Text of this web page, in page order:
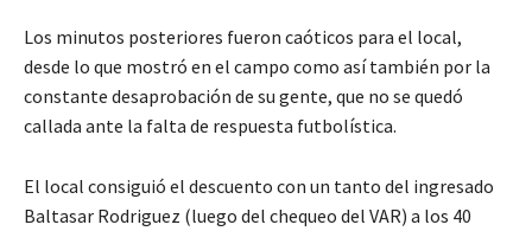
Los minutos posteriores fueron caóticos para el local,
desde lo que mostró en el campo como así también por la
constante desaprobación de su gente, que no se quedó
callada ante la falta de respuesta futbolística.
El local consiguió el descuento con un tanto del ingresado
Baltasar Rodriguez (luego del chequeo del VAR) a los 40